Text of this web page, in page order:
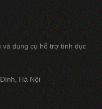
và dụng cụ hỗ trợ tình dục
Hà Nội